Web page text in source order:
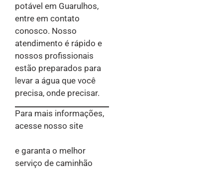
potável em Guarulhos,
entre em contato
conosco. Nosso
atendimento é rápido e
nossos profissionais
estão preparados para
levar a água que você
precisa, onde precisar.
Para mais informações,
acesse nosso site
e garanta o melhor
serviço de caminhão